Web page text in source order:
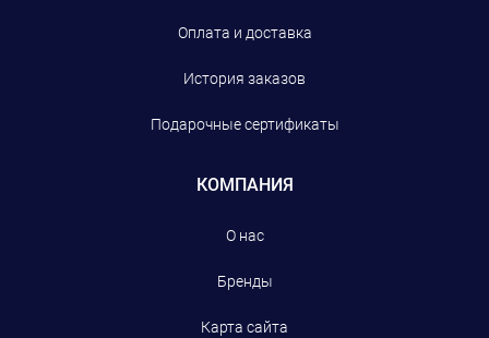
Оплата и доставка
История заказов
Подарочные сертификаты
КОМПАНИЯ
О нас
Бренды
Карта сайта